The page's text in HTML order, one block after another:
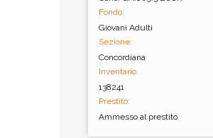
Fondo:
Giovani Adulti
Sezione:
Concordiana
Inventario:
138241
Prestito:
Ammesso al prestito